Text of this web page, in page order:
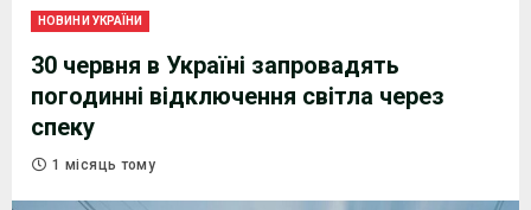
НОВИНИ УКРАЇНИ
30 червня в Україні запровадять
погодинні відключення світла через
спеку
1 місяць тому